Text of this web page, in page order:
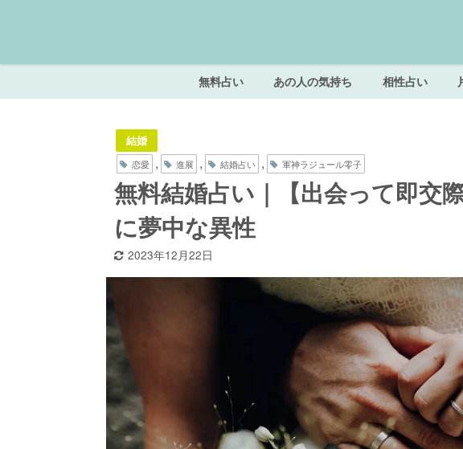
無料占い あの人の気持ち 相性占い
結婚
恋愛 , 進展 , 結婚占い , 軍神ラジュール零子
無料結婚占い｜【出会って即交
に夢中な異性
2023年12月22日